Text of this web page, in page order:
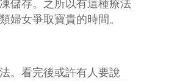
儲存。之所以有這種療法
婦女爭取寶貴的時間。
。看完後或許有人要說